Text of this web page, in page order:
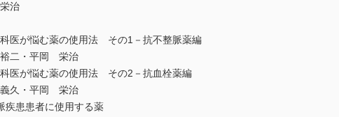
治
医が悩む薬の使用法 その1－抗不整脈薬編
二・平岡 栄治
医が悩む薬の使用法 その2－抗血栓薬編
久・平岡 栄治
疾患患者に使用する薬